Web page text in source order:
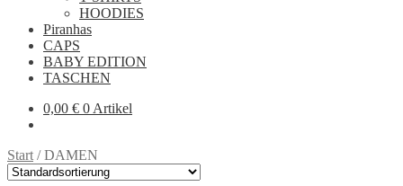
HOODIES
Piranhas
CAPS
BABY EDITION
TASCHEN
0,00 € 0 Artikel
Start /DAMEN